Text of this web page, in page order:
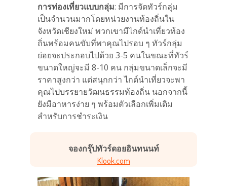
การท่องเที่ยวแบบกลุ่ม: มีการจัดทัวร์กลุ่ม
เป็นจำนวนมากโดยหน่วยงานท้องถิ่นใน
จังหวัดเชียงใหม่ พวกเขามีไกด์นำเที่ยวท้อง
ถิ่นพร้อมคนขับที่พาคุณไปรอบ ๆ ทัวร์กลุ่ม
ย่อยจะประกอบไปด้วย 3-5 คนในขณะที่ทัวร์
ขนาดใหญ่จะมี 8-10 คน กลุ่มขนาดเล็กจะมี
ราคาสูงกว่า แต่สนุกกว่า ไกด์นำเที่ยวจะพา
คุณไปบรรยายวัฒนธรรมท้องถิ่น นอกจากนี้
ยังมีอาหารง่าย ๆ พร้อมตัวเลือกเพิ่มเติม
สำหรับการชำระเงิน
จองกรุ๊ปทัวร์ดอยอินทนนท์
Klook.com